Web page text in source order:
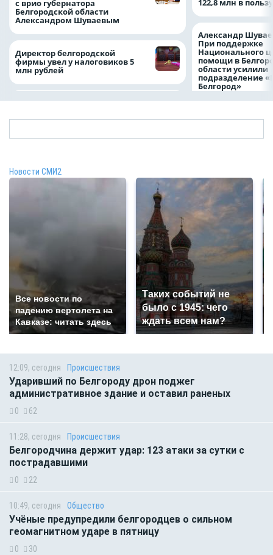
с врио губернатора
Белгородской области
Александром Шуваевым
Директор белгородской
фирмы увел у налоговиков 5
млн рублей
Александр
При поддержке
Национального
помощи в
области усилили
подразделение
Белгород»
Новости СМИ2
Все новости по
падению вертолета на
Кавказе: читать здесь
Таких событий не
было с 1945: чего
ждать всем нам?
12:09, сегодня Происшествия
Ударивший по Белгороду дрон поджег
административное здание и оставил раненых
0 62
11:28, сегодня Происшествия
Белгородчина держит удар: 123 атаки за сутки с
пострадавшими
0 22
10:49, сегодня Общество
Учёные предупредили белгородцев о сильном
геомагнитном ударе в пятницу
0 30